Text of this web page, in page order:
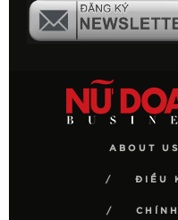
ABOUT US
ĐIỀU